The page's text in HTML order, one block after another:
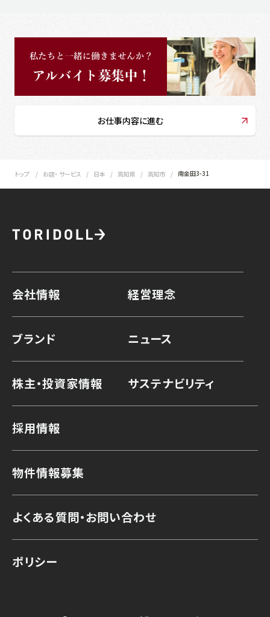
お仕事内容に進む
トップ お店・ サービス 日本 高知県 高知市 南金田3-31
会社情報 経営理念
ブランド ニュース
株主・投資家情報 サステナビリティ
採用情報
物件情報募集
よくある質問・お問い合わせ
ポリシー